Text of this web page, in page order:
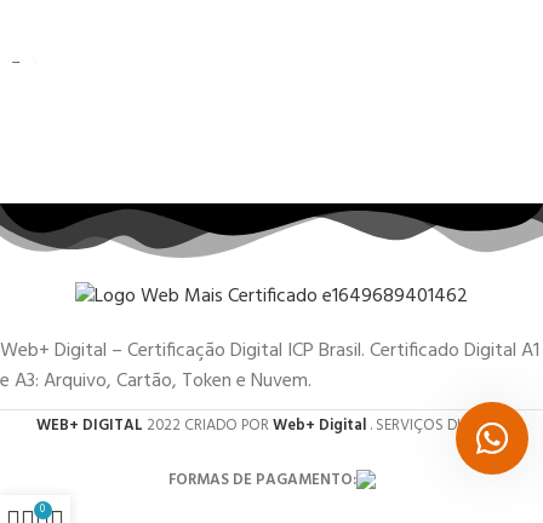
Web+ Digital – Certificação Digital ICP Brasil. Certificado Digital A1
e A3: Arquivo, Cartão, Token e Nuvem.
WEB+ DIGITAL 2022 CRIADO PORWeb+ Digital. SERVIÇOS DIGITAIS.
FORMAS DE PAGAMENTO:
0